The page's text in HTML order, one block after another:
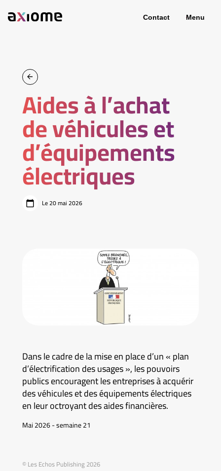
Contact Menu
Aides à l’achat
de véhicules et
d’équipements
électriques
Le 20 mai 2026
Dans le cadre de la mise en place d’un « plan
d’électrification des usages », les pouvoirs
publics encouragent les entreprises à acquérir
des véhicules et des équipements électriques
en leur octroyant des aides financières.
Mai 2026 - semaine 21
© Les Echos Publishing 2026